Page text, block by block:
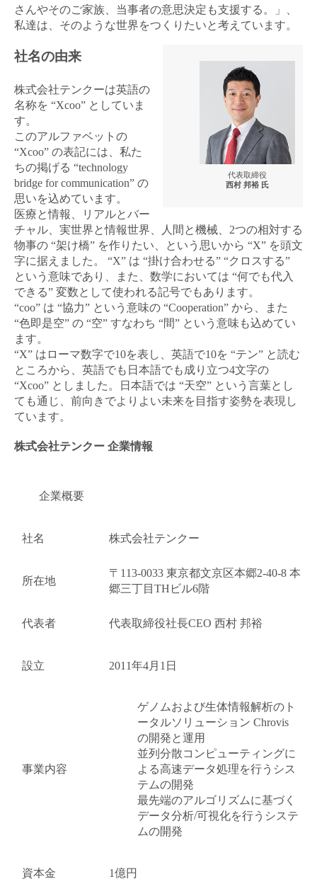
その他
さんやそのご家族、当事者の意思決定も支援する。」、
私達は、そのような世界をつくりたいと考えています。
代表取締役
西村 邦裕 氏
社名の由来
株式会社テンクーは英語の
名称を “Xcoo” としていま
す。
このアルファベットの
“Xcoo” の表記には、私た
ちの掲げる “technology
bridge for communication” の
思いを込めています。
医療と情報、リアルとバー
チャル、実世界と情報世界、人間と機械、2つの相対する
物事の “架け橋” を作りたい、という思いから “X” を頭文
字に据えました。 “X” は “掛け合わせる” “クロスする”
という意味であり、また、数学においては “何でも代入
できる” 変数として使われる記号でもあります。
“coo” は “協力” という意味の “Cooperation” から、また
“色即是空” の “空” すなわち “間” という意味も込めてい
ます。
“X” はローマ数字で10を表し、英語で10を “テン” と読む
ところから、英語でも日本語でも成り立つ4文字の
“Xcoo” としました。日本語では “天空” という言葉とし
ても通じ、前向きでよりよい未来を目指す姿勢を表現し
ています。
株式会社テンクー 企業情報
企業概要
社名 株式会社テンクー
所在地
〒113-0033 東京都文京区本郷2-40-8 本
郷三丁目THビル6階
代表者 代表取締役社長CEO 西村 邦裕
設立 2011年4月1日
事業内容
ゲノムおよび生体情報解析のト
ータルソリューション Chrovis
の開発と運用
並列分散コンピューティングに
よる高速データ処理を行うシス
テムの開発
最先端のアルゴリズムに基づく
データ分析/可視化を行うシステ
ムの開発
資本金 1億円